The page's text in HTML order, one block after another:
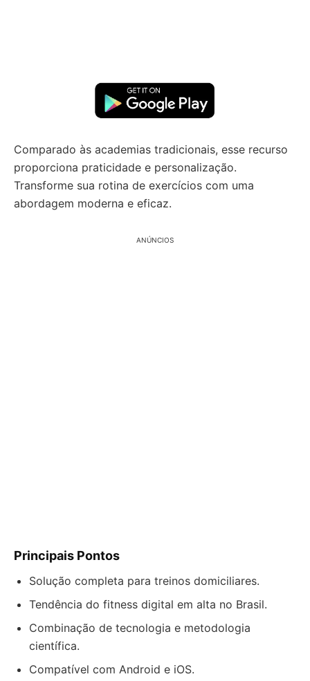
Comparado às academias tradicionais, esse recurso
proporciona praticidade e personalização.
Transforme sua rotina de exercícios com uma
abordagem moderna e eficaz.
ANÚNCIOS
Principais Pontos
Solução completa para treinos domiciliares.
Tendência do fitness digital em alta no Brasil.
Combinação de tecnologia e metodologia
científica.
Compatível com Android e iOS.